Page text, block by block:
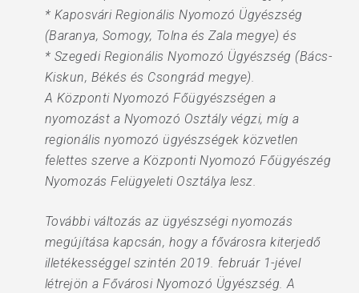
* Kaposvári Regionális Nyomozó Ügyészség
(Baranya, Somogy, Tolna és Zala megye) és
* Szegedi Regionális Nyomozó Ügyészség (Bács-
Kiskun, Békés és Csongrád megye).
A Központi Nyomozó Főügyészségen a
nyomozást a Nyomozó Osztály végzi, míg a
regionális nyomozó ügyészségek közvetlen
felettes szerve a Központi Nyomozó Főügyészég
Nyomozás Felügyeleti Osztálya lesz.
További változás az ügyészségi nyomozás
megújítása kapcsán, hogy a fővárosra kiterjedő
illetékességgel szintén 2019. február 1-jével
létrejön a Fővárosi Nyomozó Ügyészség. A